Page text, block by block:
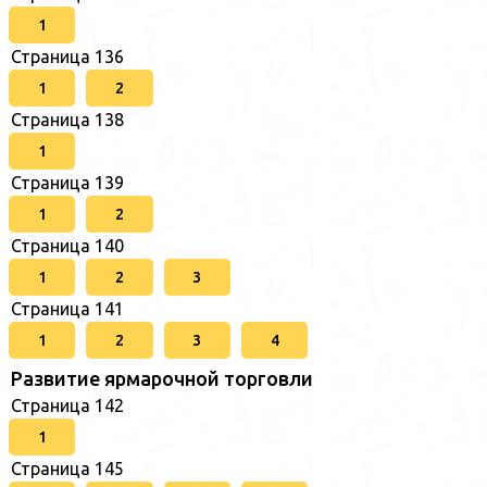
1
Страница 136
1 2
Страница 138
1
Страница 139
1 2
Страница 140
1 2 3
Страница 141
1 2 3 4
Развитие ярмарочной торговли
Страница 142
1
Страница 145